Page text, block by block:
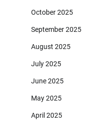
October 2025
September 2025
August 2025
July 2025
June 2025
May 2025
April 2025